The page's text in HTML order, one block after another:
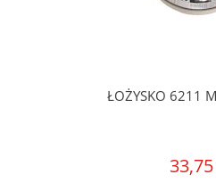
ŁOŻYSKO 6211
33,75